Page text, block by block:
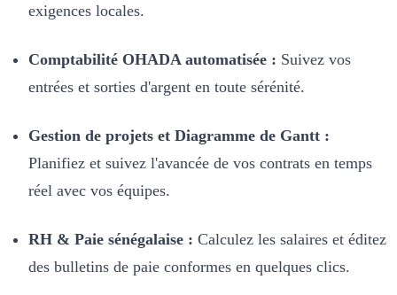
exigences locales.
Comptabilité OHADA automatisée : Suivez vos
entrées et sorties d'argent en toute sérénité.
Gestion de projets et Diagramme de Gantt :
Planifiez et suivez l'avancée de vos contrats en temps
réel avec vos équipes.
RH & Paie sénégalaise : Calculez les salaires et éditez
des bulletins de paie conformes en quelques clics.